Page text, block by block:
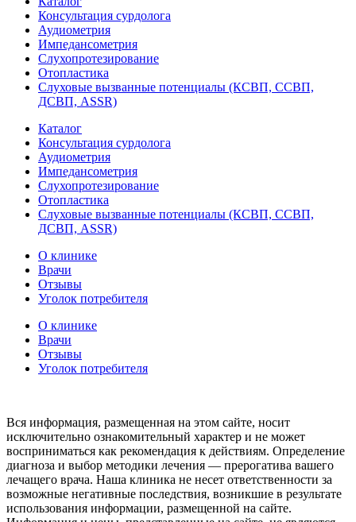
Консультация сурдолога
Аудиометрия
Импедансометрия
Слухопротезирование
Отопластика
Слуховые вызванные потенциалы (КСВП, ССВП,
ДСВП, ASSR)
Каталог
Консультация сурдолога
Аудиометрия
Импедансометрия
Слухопротезирование
Отопластика
Слуховые вызванные потенциалы (КСВП, ССВП,
ДСВП, ASSR)
О клинике
Врачи
Отзывы
Уголок потребителя
О клинике
Врачи
Отзывы
Уголок потребителя
Вся информация, размещенная на этом сайте, носит
исключительно ознакомительный характер и не может
восприниматься как рекомендация к действиям. Определение
диагноза и выбор методики лечения — прерогатива вашего
лечащего врача. Наша клиника не несет ответственности за
возможные негативные последствия, возникшие в результате
использования информации, размещенной на сайте.